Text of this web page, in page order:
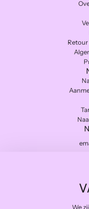
Kwaliteitsstoffen die
We